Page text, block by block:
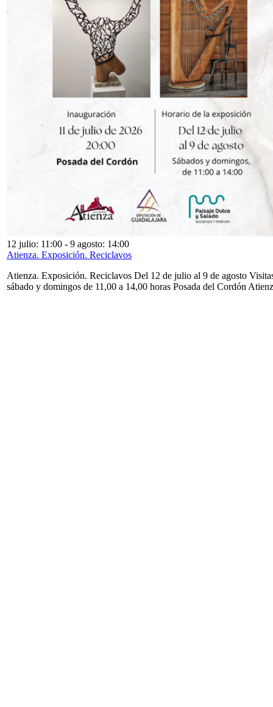
12 julio: 11:00 - 9 agosto: 14:00
Atienza. Exposición. Reciclavos
Atienza. Exposición. Reciclavos Del 12 de julio al 9 de agosto
sábado y domingos de 11,00 a 14,00 horas Posada del Cordón